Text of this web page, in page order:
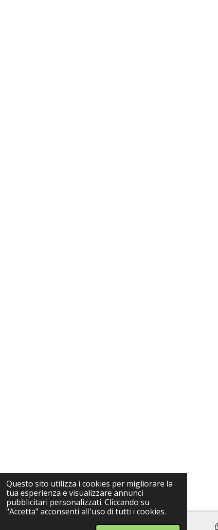
Questo sito utilizza i cookies per migliorare la
tua esperienza e visualizzare annunci
pubblicitari personalizzati. Cliccando su
"Accetta" acconsenti all'uso di tutti i cookies.